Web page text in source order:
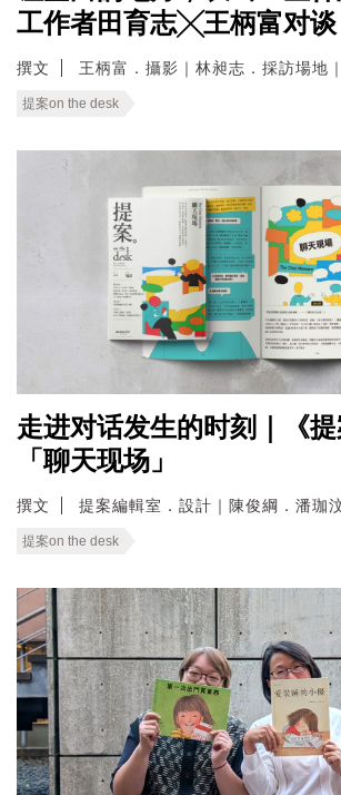
工作者田育志╳王柄富对谈
撰文 王柄富．攝影｜林昶志．採訪場地
提案on the desk
走进对话发生的时刻｜《
「聊天现场」
撰文 提案編輯室．設計｜陳俊綱．潘珈
提案on the desk